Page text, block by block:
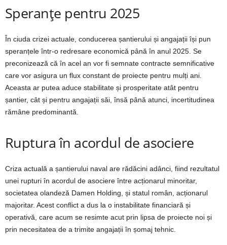
Speranțe pentru 2025
În ciuda crizei actuale, conducerea șantierului și angajații își pun
speranțele într-o redresare economică până în anul 2025. Se
preconizează că în acel an vor fi semnate contracte semnificative
care vor asigura un flux constant de proiecte pentru mulți ani.
Aceasta ar putea aduce stabilitate și prosperitate atât pentru
șantier, cât și pentru angajații săi, însă până atunci, incertitudinea
rămâne predominantă.
Ruptura în acordul de asociere
Criza actuală a șantierului naval are rădăcini adânci, fiind rezultatul
unei rupturi în acordul de asociere între acționarul minoritar,
societatea olandeză Damen Holding, și statul român, acționarul
majoritar. Acest conflict a dus la o instabilitate financiară și
operativă, care acum se resimte acut prin lipsa de proiecte noi și
prin necesitatea de a trimite angajații în șomaj tehnic.